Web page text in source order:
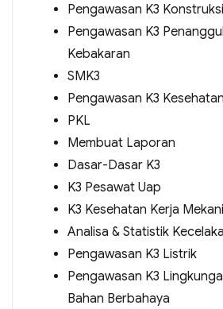
Pengawasan K3
Pengawasan K3
Kebakaran
SMK3
Pengawasan K3
PKL
Membuat Laporan
Dasar-Dasar K3
K3 Pesawat Uap
K3 Kesehatan Kerja
Analisa & Statistik
Pengawasan K3 Listrik
Pengawasan K3
Bahan Berbahaya